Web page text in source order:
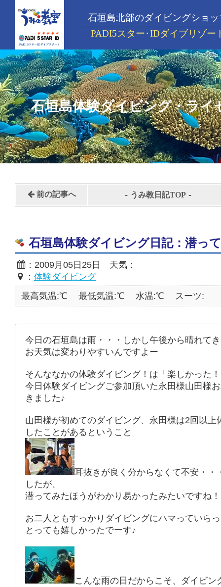
石垣島北部のダイビングショッ
PADI5スター･IDダイブリゾー
石垣島体験ダイビング・ライ
前の記事へ - うみ教日記TOP -
石垣島体験ダイビング日記：潜っ
：2009月05日25日 天気：
： 体験ダイビング
最高気温:℃
最低気温:℃ 水温:℃ スーツ:
今日の石垣島は雨・・・しかし午後から晴れて
お天気は変わりやすいんですよー
そんななかの体験ダイビング！は「楽しかった
今日体験ダイビングご参加頂いた永田様山田様
きました♪
山田様が初めてのダイビング、永田様は2回以上
したことがあるということ
耳抜きが良く分からなくて不安・・
したが、
潜ってみたほうがわかり易かったみたいですね！
お二人ともすっかりダイビングにハマっていら
とっても嬉しかったでーす♪
こんな雨の日だからこそ、ダイビン